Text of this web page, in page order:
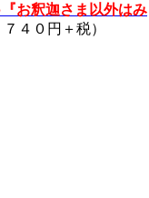
お釈迦さま以外はみ
４０円＋税）